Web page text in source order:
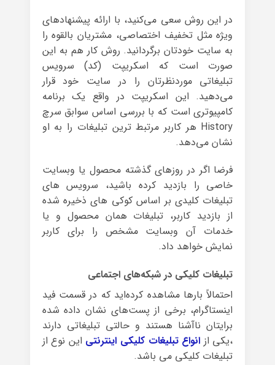
در این روش سعی می‌کنید، با ارائه پیشنهادهای
ویژه مثل تخفیف اختصاصی، مشتریان بالقوه را
به سایت خودتان برگردانید. روش کار هم به این
صورت است که اسکریپت (کد) سرویس
تبلیغاتی موردنظرتان را در سایت خود قرار
می‌دهید. این اسکریپت در واقع یک برنامه
کامپیوتری است که با بررسی اساس سوابق سرچ
History هر کاربر مرتبط‌ ترین تبلیغات را به او
نشان می‌دهد.
فرضا اگر در روزهای گذشته محصول یا وبسایت
خاصی را بازدید کرده باشید، سرویس های
تبلیغات کلیدی بر اساس کوکی های ذخیره شده
از بازدید کاربر، تبلیغات همان محصول و یا
خدمات آن وبسایت مشخص را برای کاربر
نمایش خواهد داد.
تبلیغات کلیکی در شبکه‌های اجتماعی
احتمالاً بارها مشاهده کرده‌اید که در قسمت فید
اینستاگرام، برخی از پست‌های نشان داده شده
برایتان ناآشنا هستند و حالتی تبلیغاتی دارند
،یکی از انواع تبلیغات کلیکی اینترنتی این نوع از
تبلیغات کلیکی می باشد.